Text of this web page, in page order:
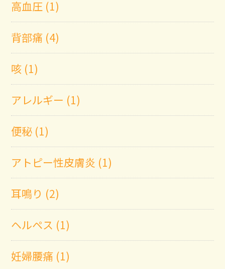
高血圧 (1)
背部痛 (4)
咳 (1)
アレルギー (1)
便秘 (1)
アトピー性皮膚炎 (1)
耳鳴り (2)
ヘルペス (1)
妊婦腰痛 (1)